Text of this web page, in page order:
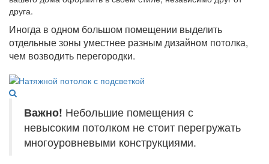
друга.
Иногда в одном большом помещении выделить
отдельные зоны уместнее разным дизайном потолка,
чем возводить перегородки.
Важно! Небольшие помещения с
невысоким потолком не стоит перегружать
многоуровневыми конструкциями.